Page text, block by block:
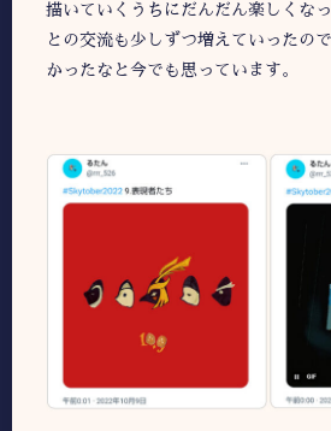
描いていくうちにだんだん楽しくな
との交流も少しずつ増えていったの
かったなと今でも思っています。